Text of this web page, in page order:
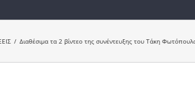
Διαθέσιμα τα 2 βίντεο της συνέντευξης του Τάκη